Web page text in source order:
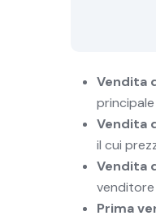
Vendita
Vendita
il cui
Vendita
venditore
Prima